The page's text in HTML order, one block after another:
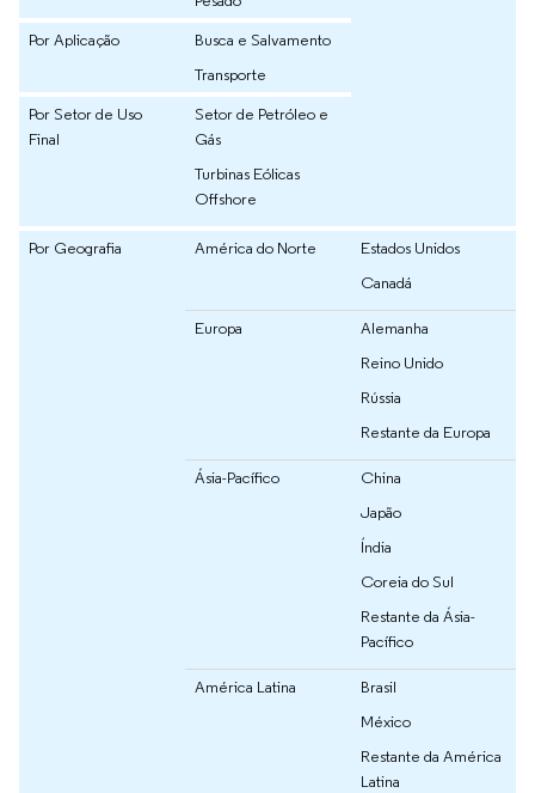
Por Aplicação
Busca e Salvamento
Transporte
Por Setor de Uso
Final
Setor de Petróleo e
Gás
Turbinas Eólicas
Offshore
Por Geografia América do Norte
Estados Unidos
Canadá
Europa
Alemanha
Reino Unido
Rússia
Restante da Europa
Ásia-Pacífico
China
Japão
Índia
Coreia do Sul
Restante da Ásia-
Pacífico
América Latina
Brasil
México
Restante da América
Latina